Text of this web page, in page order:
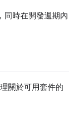
同時在開發週期內
關於可用套件的